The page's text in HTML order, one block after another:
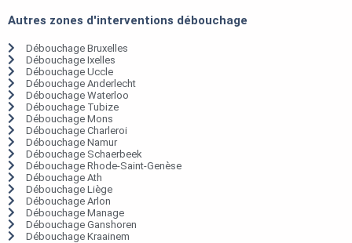
Autres zones d'interventions débouchage
Débouchage Bruxelles
Débouchage Ixelles
Débouchage Uccle
Débouchage Anderlecht
Débouchage Waterloo
Débouchage Tubize
Débouchage Mons
Débouchage Charleroi
Débouchage Namur
Débouchage Schaerbeek
Débouchage Rhode-Saint-Genèse
Débouchage Ath
Débouchage Liège
Débouchage Arlon
Débouchage Manage
Débouchage Ganshoren
Débouchage Kraainem